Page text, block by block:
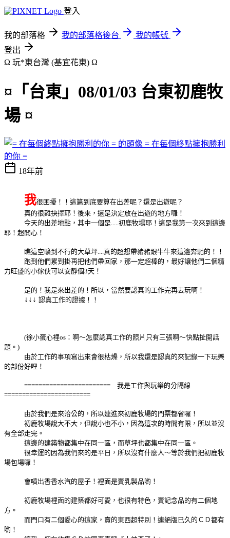
登入
我的部落格 我的部落格後台
我的帳號
登出
Ω 玩*東台灣 (基宜花東) Ω
¤「台東」08/01/03 台東初鹿牧
場 ¤
= 在每個終點擁抱勝利
的你 =
18年前
我很困擾！！這篇到底要算在出差呢？還是出遊呢？
真的很難抉擇耶！後來，還是決定放在出遊的地方囉！
今天的出差地點，其中一個是.....初鹿牧場耶！這是我第一次來到這邊
耶！超開心！
瞧這空曠到不行的大草坪....真的超想帶豬豬跟牛牛來這邊奔馳的！！
跑到他們累到掛再把他們帶回家，那一定超棒的，最好讓他們二個精
力旺盛的小傢伙可以安靜個3天！
是的！我是來出差的！所以，當然要認真的工作完再去玩啊！
↓ ↓ ↓ 認真工作的證據！！
(徐小蛋心裡os：啊～怎麼認真工作的照片只有三張啊～快點扯開話
題。)
由於工作的事項寫出來會很枯燥，所以我還是認真的來記錄一下玩樂
的部份好哩！
======================== 我是工作與玩樂的分隔線
========================
由於我們是來洽公的，所以連進來初鹿牧場的門票都省囉！
初鹿牧場說大不大，但說小也不小，因為這次的時間有限，所以並沒
有全部走完。
這邊的建築物都集中在同一區，而草坪也都集中在同一區。
很幸運的因為我們來的是平日，所以沒有什麼人～等於我們把初鹿牧
場包場囉！
會噴出香香水汽的屋子！裡面是賣乳製品喲！
初鹿牧場裡面的建築都好可愛，也很有特色，賣記念品的有二個地
方。
而門口有二個愛心的這家，賣的東西超特別！連絕版已久的ＣＤ都有
喲！